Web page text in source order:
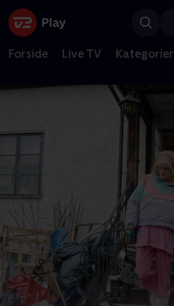
Forside Live TV Kategorier